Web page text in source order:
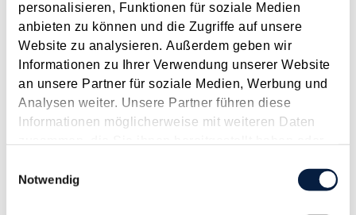
personalisieren, Funktionen für soziale Medien
anbieten zu können und die Zugriffe auf unsere
Website zu analysieren. Außerdem geben wir
Informationen zu Ihrer Verwendung unserer Website
an unsere Partner für soziale Medien, Werbung und
Analysen weiter. Unsere Partner führen diese
Informationen möglicherweise mit weiteren Daten
gesammelt haben.
Notwendig
Tagesgelder auch bei eintägiger Reise ohne
August 2026
Problemstellung und rechtlicher Hintergrund Tagesgelder
sollen Verpflegungsmehraufwendungen ausgleichen, welche
im Zuge von Dienstreisen (beruflich bedingten Reisen) durch
die Unkenntnis über die lokale Gastronomie resultieren –